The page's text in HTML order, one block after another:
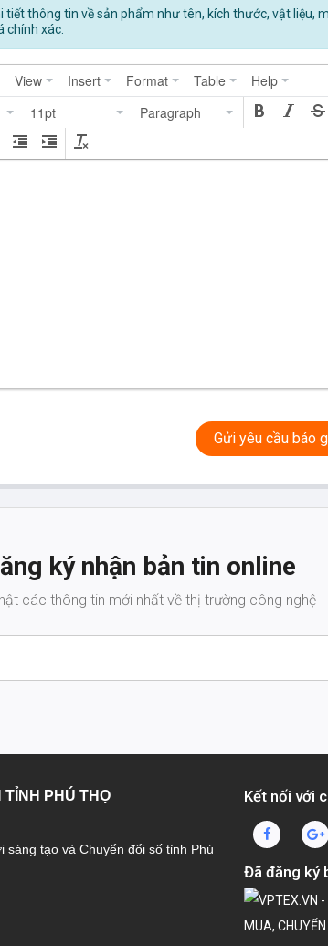
tiết thông tin về sản phẩm như tên, kích thước, vật liệu,
chính xác.
View Insert Format Table
Help
11pt Paragraph
Gửi yêu cầu báo
ký nhận bản tin online
các thông tin mới nhất về thị trường công nghệ
TỈNH PHÚ THỌ
tạo và Chuyển đổi số tỉnh Phú
Kết nối với
Đã đăng ký